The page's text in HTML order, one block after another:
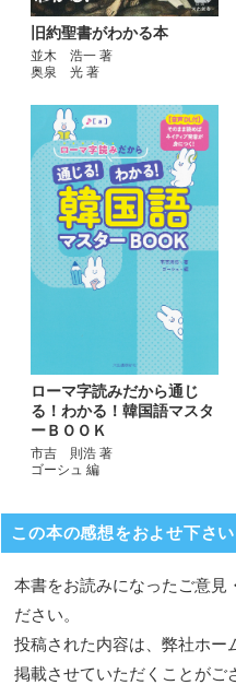
旧約聖書がわかる本
並木 浩一 著
奥泉 光 著
ローマ字読みだから通じ
る！わかる！韓国語マスタ
ーＢＯＯＫ
市吉 則浩 著
ゴーシュ 編
この本の感想をおよせ下さい
本書をお読みになったご意見
ださい。
投稿された内容は、弊社ホー
掲載させていただくことがご